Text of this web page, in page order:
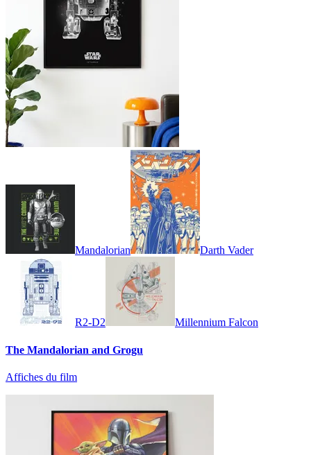
Mandalorian Darth Vader
R2-D2 Millennium Falcon
The Mandalorian and Grogu
Affiches du film